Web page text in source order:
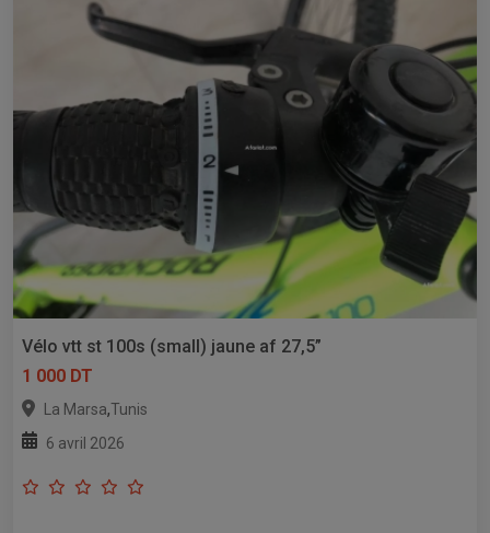
Vélo vtt st 100s (small) jaune af 27,5”
1 000 DT
La Marsa,Tunis
6 avril 2026